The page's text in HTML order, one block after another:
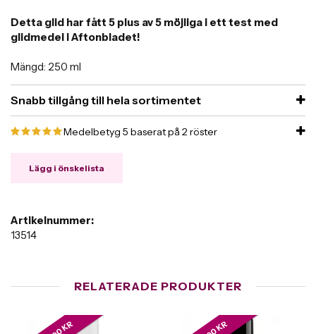
Detta glid har fått 5 plus av 5 möjliga i ett test med
glidmedel i Aftonbladet!
Mängd: 250 ml
Snabb tillgång till hela sortimentet
Medelbetyg 5 baserat på 2röster
Lägg i önskelista
Artikelnummer:
13514
RELATERADE PRODUKTER